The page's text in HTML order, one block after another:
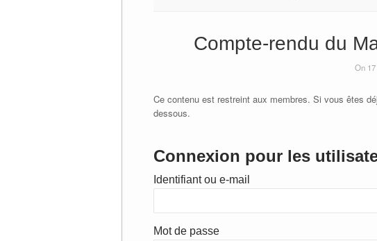
Compte-rendu du
On
Ce contenu est restreint aux membres. Si vous êtes
dessous.
Connexion pour les
Identifiant ou e-mail
Mot de passe